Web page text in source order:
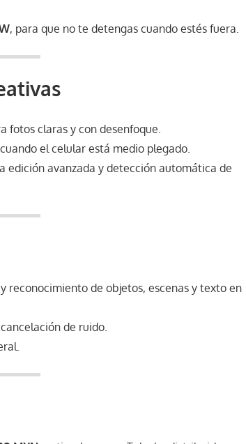
, para que no te detengas cuando estés fuera.
fotos claras y con desenfoque.
el celular está medio plegado.
edición avanzada y detección automática de
reconocimiento de objetos, escenas y texto en
de ruido.